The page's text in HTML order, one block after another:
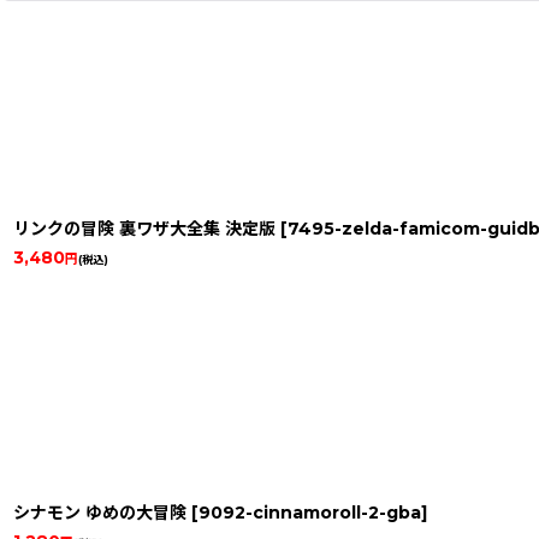
リンクの冒険 裏ワザ大全集 決定版 [7495-zelda-famicom-
3,480円(税込)
シナモン ゆめの大冒険 [9092-cinnamoroll-2-gba]